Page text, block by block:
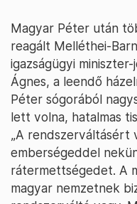
Magyar Péter után
reagált Melléthei-
igazságügyi
Ágnes, a leendő
Péter sógorából
lett volna, hatalmas
„A rendszerváltásért
emberségeddel
rátermettségedet. A
magyar nemzetnek